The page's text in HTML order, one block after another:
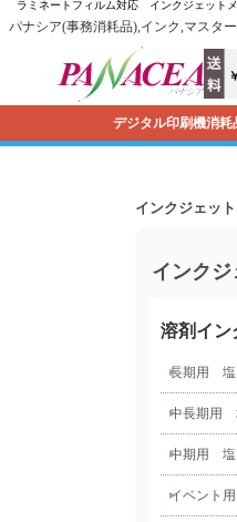
ラミネートフィルム対応 インクジェット
パナシア(事務消耗品),インク,マスタ
デジタル印刷機消耗
インクジェッ
インク
溶剤イン
長期用 塩
中長期用
中期用 塩
イベント